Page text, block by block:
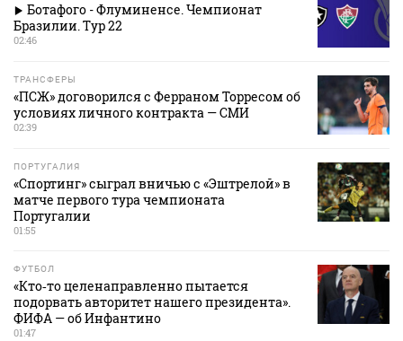
Ботафого - Флуминенсе. Чемпионат
Бразилии. Тур 22
02:46
ТРАНСФЕРЫ
«ПСЖ» договорился с Ферраном Торресом об
условиях личного контракта — СМИ
02:39
ПОРТУГАЛИЯ
«Спортинг» сыграл вничью с «Эштрелой» в
матче первого тура чемпионата
Португалии
01:55
ФУТБОЛ
«Кто‑то целенаправленно пытается
подорвать авторитет нашего президента».
ФИФА — об Инфантино
01:47